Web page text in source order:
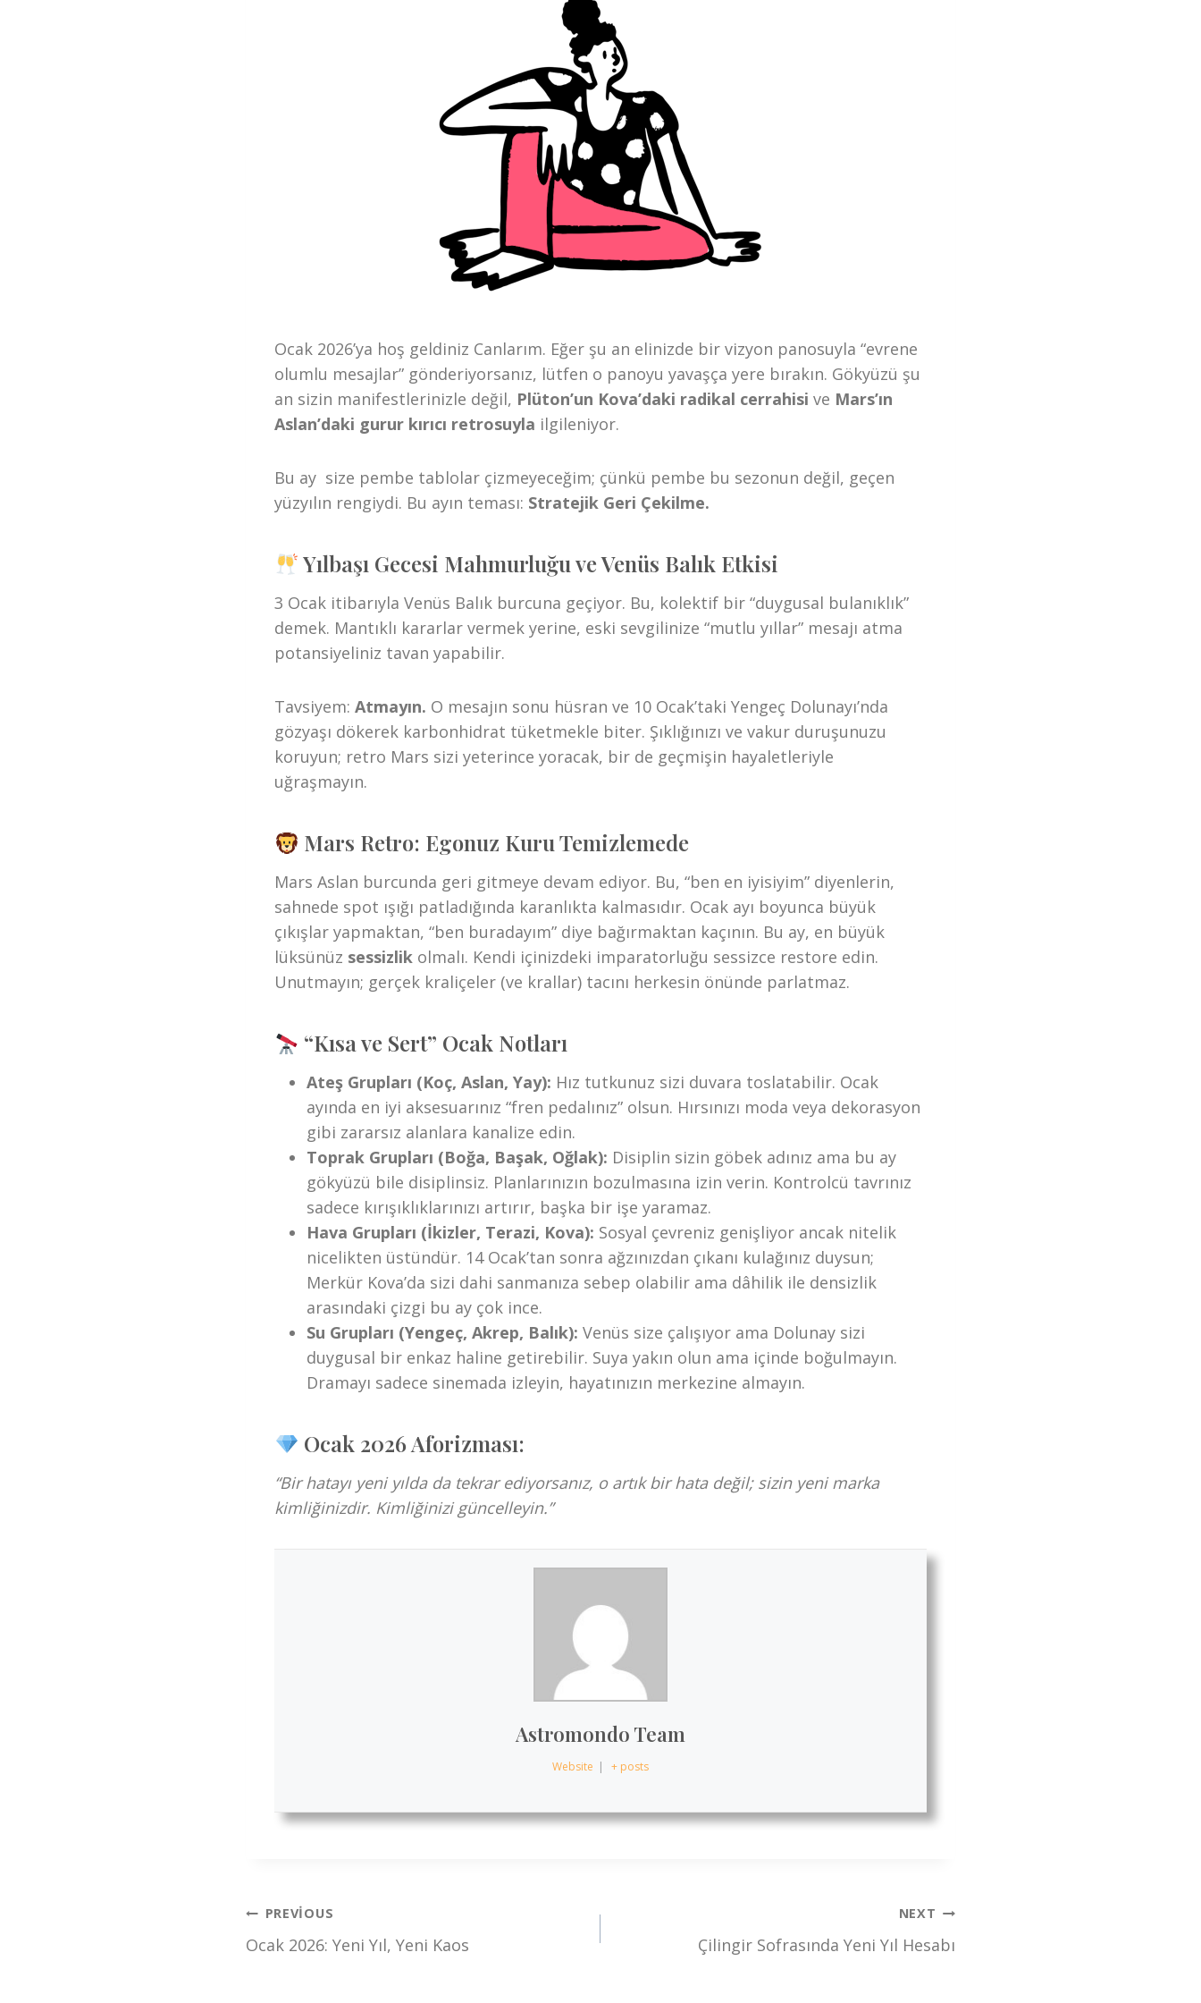
Ocak 2026’ya hoş geldiniz Canlarım. Eğer şu an elinizde bir vizyon panosuyla “evrene
olumlu mesajlar” gönderiyorsanız, lütfen o panoyu yavaşça yere bırakın. Gökyüzü şu
an sizin manifestlerinizle değil, Plüton’un Kova’daki radikal cerrahisi ve Mars’ın
Aslan’daki gurur kırıcı retrosuyla ilgileniyor.
Bu ay size pembe tablolar çizmeyeceğim; çünkü pembe bu sezonun değil, geçen
yüzyılın rengiydi. Bu ayın teması: Stratejik Geri Çekilme.
Yılbaşı Gecesi Mahmurluğu ve Venüs Balık Etkisi
3 Ocak itibarıyla Venüs Balık burcuna geçiyor. Bu, kolektif bir “duygusal bulanıklık”
demek. Mantıklı kararlar vermek yerine, eski sevgilinize “mutlu yıllar” mesajı atma
potansiyeliniz tavan yapabilir.
Tavsiyem: Atmayın. O mesajın sonu hüsran ve 10 Ocak’taki Yengeç Dolunayı’nda
gözyaşı dökerek karbonhidrat tüketmekle biter. Şıklığınızı ve vakur duruşunuzu
koruyun; retro Mars sizi yeterince yoracak, bir de geçmişin hayaletleriyle
uğraşmayın.
Mars Retro: Egonuz Kuru Temizlemede
Mars Aslan burcunda geri gitmeye devam ediyor. Bu, “ben en iyisiyim” diyenlerin,
sahnede spot ışığı patladığında karanlıkta kalmasıdır. Ocak ayı boyunca büyük
çıkışlar yapmaktan, “ben buradayım” diye bağırmaktan kaçının. Bu ay, en büyük
lüksünüz sessizlik olmalı. Kendi içinizdeki imparatorluğu sessizce restore edin.
Unutmayın; gerçek kraliçeler (ve krallar) tacını herkesin önünde parlatmaz.
“Kısa ve Sert” Ocak Notları
Ateş Grupları (Koç, Aslan, Yay): Hız tutkunuz sizi duvara toslatabilir. Ocak
ayında en iyi aksesuarınız “fren pedalınız” olsun. Hırsınızı moda veya dekorasyon
gibi zararsız alanlara kanalize edin.
Toprak Grupları (Boğa, Başak, Oğlak): Disiplin sizin göbek adınız ama bu ay
gökyüzü bile disiplinsiz. Planlarınızın bozulmasına izin verin. Kontrolcü tavrınız
sadece kırışıklıklarınızı artırır, başka bir işe yaramaz.
Hava Grupları (İkizler, Terazi, Kova): Sosyal çevreniz genişliyor ancak nitelik
nicelikten üstündür. 14 Ocak’tan sonra ağzınızdan çıkanı kulağınız duysun;
Merkür Kova’da sizi dahi sanmanıza sebep olabilir ama dâhilik ile densizlik
arasındaki çizgi bu ay çok ince.
Su Grupları (Yengeç, Akrep, Balık): Venüs size çalışıyor ama Dolunay sizi
duygusal bir enkaz haline getirebilir. Suya yakın olun ama içinde boğulmayın.
Dramayı sadece sinemada izleyin, hayatınızın merkezine almayın.
Ocak 2026 Aforizması:
“Bir hatayı yeni yılda da tekrar ediyorsanız, o artık bir hata değil; sizin yeni marka
kimliğinizdir. Kimliğinizi güncelleyin.”
Astromondo Team
Website | + posts
Yazı
PREVIOUS
Ocak 2026: Yeni Yıl, Yeni Kaos
NEXT
Çilingir Sofrasında Yeni Yıl Hesabı